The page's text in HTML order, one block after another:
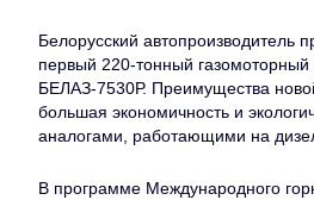
Белорусский автопроизводитель
первый 220-тонный газомоторный
БЕЛАЗ-7530Р. Преимущества
большая экономичность и
аналогами, работающими на
В программе Международного